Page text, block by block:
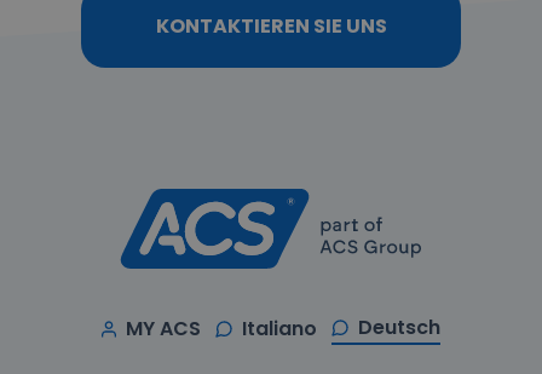
KONTAKTIEREN SIE UNS
MY ACS Italiano Deutsch